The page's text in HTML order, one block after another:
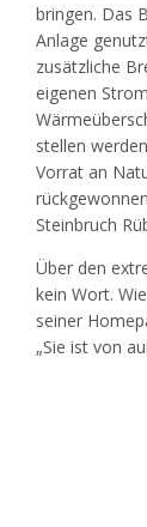
bringen. Das
Anlage
zusätzliche
eigenen
stellen
Vorrat an
Steinbruch
Über den
kein Wort.
seiner
„Sie ist von